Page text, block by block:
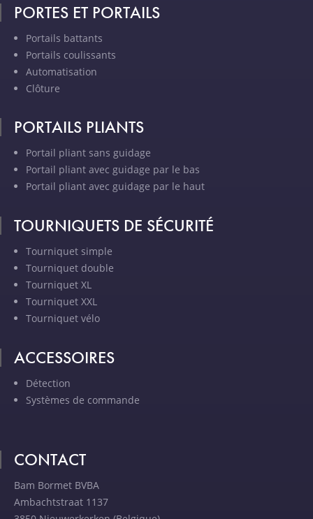
PORTES ET PORTAILS
Portails battants
Portails coulissants
Automatisation
Clôture
PORTAILS PLIANTS
Portail pliant sans guidage
Portail pliant avec guidage par le bas
Portail pliant avec guidage par le haut
TOURNIQUETS DE SÉCURITÉ
Tourniquet simple
Tourniquet double
Tourniquet XL
Tourniquet XXL
Tourniquet vélo
ACCESSOIRES
Détection
Systèmes de commande
CONTACT
Bam Bormet BVBA
Ambachtstraat 1137